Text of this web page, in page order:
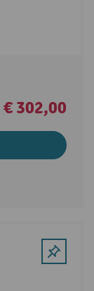
€ 302,00